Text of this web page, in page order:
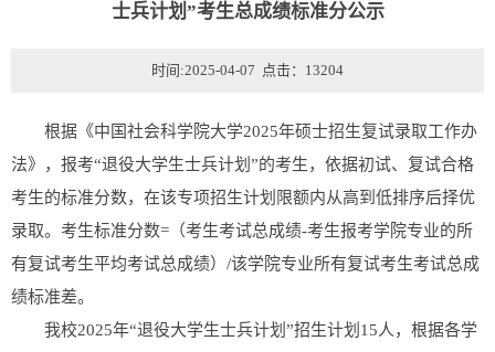
士兵计划”考生总成绩标准分公示
时间:2025-04-07 点击： 13204
根据《中国社会科学院大学2025年硕士招生复试录取工作办
法》，报考“退役大学生士兵计划”的考生，依据初试、复试合格
考生的标准分数，在该专项招生计划限额内从高到低排序后择优
录取。考生标准分数=（考生考试总成绩-考生报考学院专业的所
有复试考生平均考试总成绩）/该学院专业所有复试考生考试总成
绩标准差。
我校2025年“退役大学生士兵计划”招生计划15人，根据各学